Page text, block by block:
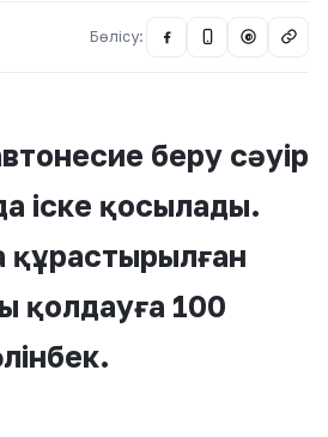
Бөлісу: @
беру сәуір
іске қосылады.
құрастырылған
қолдауға 100